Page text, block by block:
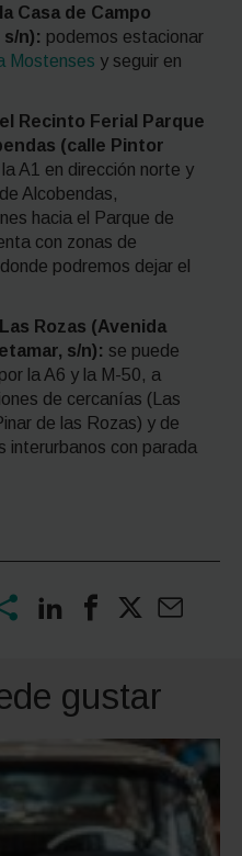
Casa de Campo
n): podemos estacionar
Mostenses y seguir en
Recinto Ferial Parque
(calle Pintor
A1 en dirección norte y
Alcobendas,
hacia el Parque de
con zonas de
podremos dejar el
Rozas (Avenida
s/n): se puede
la A6 y la M-50, a
de cercanías (Las
de las Rozas) y de
interurbanos con parada
gustar